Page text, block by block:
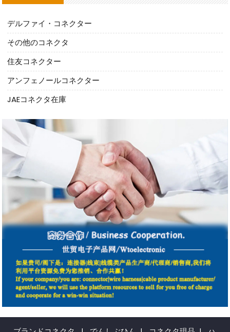
デルファイ・コネクター
その他のコネクタ
住友コネクター
アンフェノールコネクター
JAEコネクタ在庫